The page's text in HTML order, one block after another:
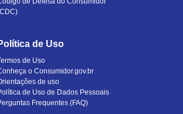
de Uso
de Uso
o Consumidor.gov.br
de uso
de Uso de Dados Pessoais
Frequentes (FAQ)